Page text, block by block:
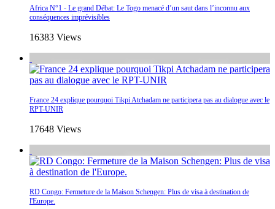
Africa N°1 - Le grand Débat: Le Togo menacé d’un saut dans l’inconnu aux
conséquences imprévisibles
16383 Views
France 24 explique pourquoi Tikpi Atchadam ne participera pas au dialogue avec le
RPT-UNIR
17648 Views
RD Congo: Fermeture de la Maison Schengen: Plus de visa à destination de
l'Europe.